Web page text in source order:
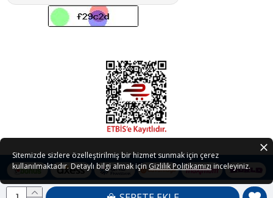
Sitemizde sizlere özelleştirilmiş bir hizmet sunmak için çerez
kullanılmaktadır. Detaylı bilgi almak için Gizlilik Politikamızı inceleyiniz.